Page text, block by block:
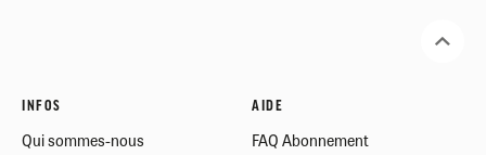
INFOS
Qui sommes-nous
AIDE
FAQ Abonnement